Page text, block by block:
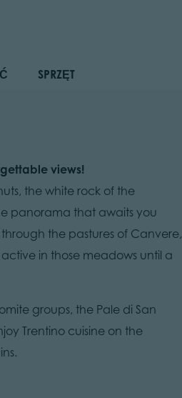
SPRZĘT
views!
the white rock of the
panorama that awaits you
the pastures of Canvere,
in those meadows until a
groups, the Pale di San
Trentino cuisine on the